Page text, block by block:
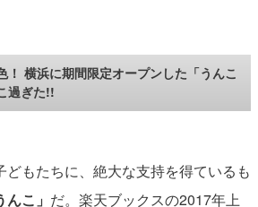
！ 横浜に期間限定オープンした「うんこ
過ぎた!!
もたちに、絶大な支持を得ているも
んこ」 だ。楽天ブックスの2017年上